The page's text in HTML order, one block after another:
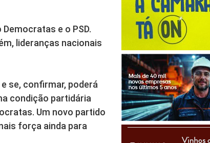
e o PSD.
lideranças nacionais
se, confirmar, poderá
condição partidária
Um novo partido
força ainda para